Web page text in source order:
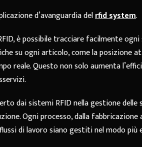
d’avanguardia delrfid system.
è possibile tracciare facilmente
su ogni articolo, come la posizione
reale. Questo non solo aumenta
dai sistemi RFID nella gestione
Ogni processo, dalla
di lavoro siano gestiti nel modo più